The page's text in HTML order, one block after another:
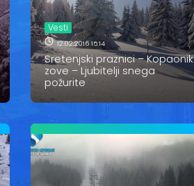
Vesti
12.02.2016 15:14
Sretenjski praznici – Kopaonik
zove – Ljubitelji snega
požurite